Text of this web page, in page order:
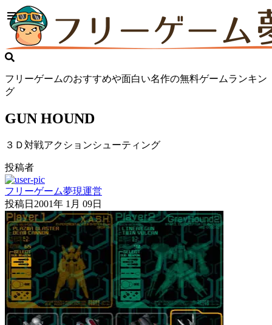
フリーゲームのおすすめや面白い名作の無料ゲームランキン
グ
GUN HOUND
３Ｄ対戦アクションシューティング
投稿者
フリーゲーム夢現運営
投稿日 2001年 1月 09日